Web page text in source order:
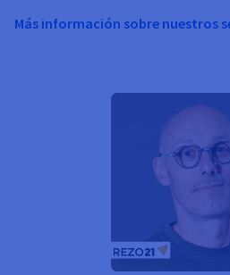
Más información sobre nuestros